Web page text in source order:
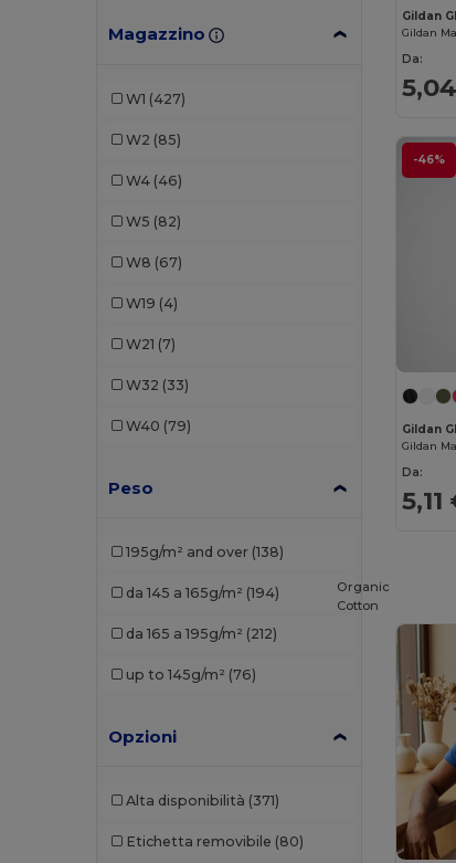
B&C Pro (4)
Finden & Hales
JHK (18)
Magazzino
W1 (427)
W2 (85)
W4 (46)
W5 (82)
W8 (67)
W19 (4)
W21 (7)
W32 (33)
W40 (79)
Peso
195g/m² and over (138)
da 145 a 165g/m² (194)
da 165 a 195g/m² (212)
up to 145g/m² (76)
Opzioni
Alta disponibilità (371)
Etichetta removibile (80)
Gildan
Da:
-46%
Gildan
Da:
5,11
Organic
Cotton